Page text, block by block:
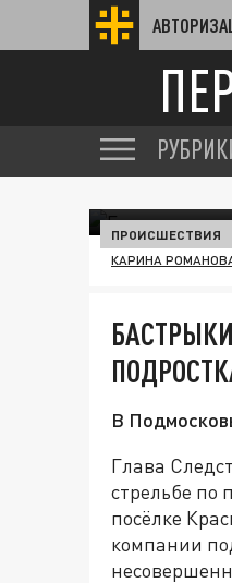
ПРОИСШЕСТВИЯ
КАРИНА
В
Глава
стрельбе по
посёлке
компании